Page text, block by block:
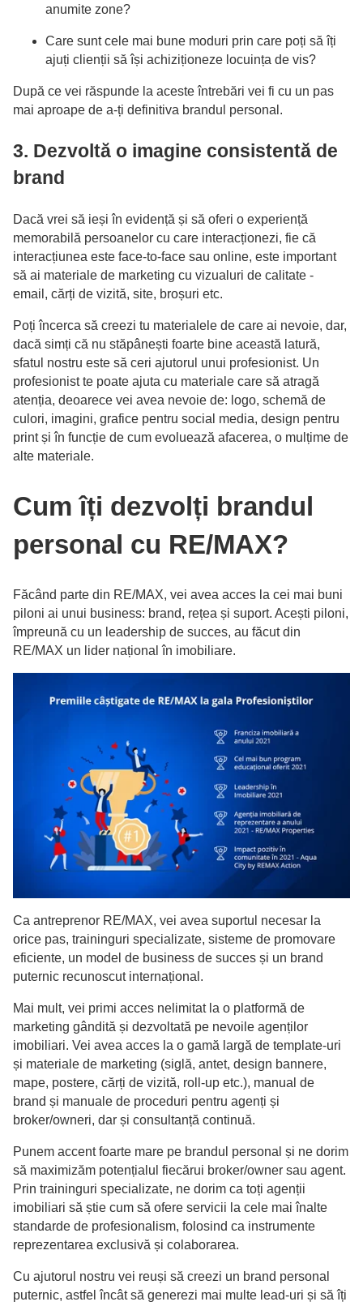
anumite zone?
Care sunt cele mai bune moduri prin care poți să îți
ajuți clienții să își achiziționeze locuința de vis?
După ce vei răspunde la aceste întrebări vei fi cu un pas
mai aproape de a-ți definitiva brandul personal.
3. Dezvoltă o imagine consistentă de
brand
Dacă vrei să ieși în evidență și să oferi o experiență
memorabilă persoanelor cu care interacționezi, fie că
interacțiunea este face-to-face sau online, este important
să ai materiale de marketing cu vizualuri de calitate -
email, cărți de vizită, site, broșuri etc.
Poți încerca să creezi tu materialele de care ai nevoie, dar,
dacă simți că nu stăpânești foarte bine această latură,
sfatul nostru este să ceri ajutorul unui profesionist. Un
profesionist te poate ajuta cu materiale care să atragă
atenția, deoarece vei avea nevoie de: logo, schemă de
culori, imagini, grafice pentru social media, design pentru
print și în funcție de cum evoluează afacerea, o mulțime de
alte materiale.
Cum îți dezvolți brandul
personal cu RE/MAX?
Făcând parte din RE/MAX, vei avea acces la cei mai buni
piloni ai unui business: brand, rețea și suport. Acești piloni,
împreună cu un leadership de succes, au făcut din
RE/MAX un lider național în imobiliare.
Ca antreprenor RE/MAX, vei avea suportul necesar la
orice pas, traininguri specializate, sisteme de promovare
eficiente, un model de business de succes și un brand
puternic recunoscut internațional.
Mai mult, vei primi acces nelimitat la o platformă de
marketing gândită și dezvoltată pe nevoile agenților
imobiliari. Vei avea acces la o gamă largă de template-uri
și materiale de marketing (siglă, antet, design bannere,
mape, postere, cărți de vizită, roll-up etc.), manual de
brand și manuale de proceduri pentru agenți și
broker/owneri, dar și consultanță continuă.
Punem accent foarte mare pe brandul personal și ne dorim
să maximizăm potențialul fiecărui broker/owner sau agent.
Prin traininguri specializate, ne dorim ca toți agenții
imobiliari să știe cum să ofere servicii la cele mai înalte
standarde de profesionalism, folosind ca instrumente
reprezentarea exclusivă și colaborarea.
Cu ajutorul nostru vei reuși să creezi un brand personal
puternic, astfel încât să generezi mai multe lead-uri și să îți